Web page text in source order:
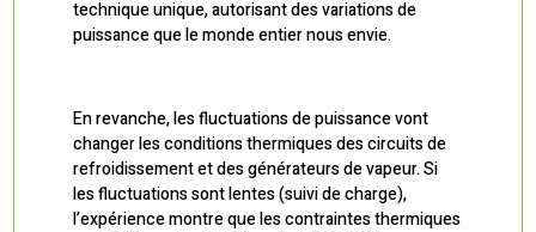
technique unique, autorisant des variations de
puissance que le monde entier nous envie.
En revanche, les fluctuations de puissance vont
changer les conditions thermiques des circuits de
refroidissement et des générateurs de vapeur. Si
les fluctuations sont lentes (suivi de charge),
l’expérience montre que les contraintes thermiques